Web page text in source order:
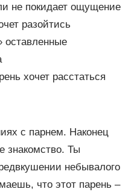
не покидает ощущение
разойтись
оставленные
хочет расстаться
с парнем. Наконец
знакомство. Ты
небывалого
что этот парень –